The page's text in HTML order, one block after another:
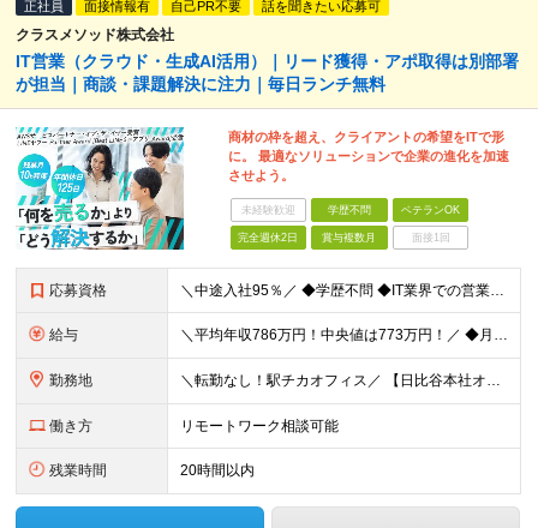
正社員 面接情報有 自己PR不要 話を聞きたい応募可
クラスメソッド株式会社
IT営業（クラウド・生成AI活用）｜リード獲得・アポ取得は別部署
が担当｜商談・課題解決に注力｜毎日ランチ無料
商材の枠を超え、クライアントの希望をITで形
に。 最適なソリューションで企業の進化を加速
させよう。
未経験歓迎 学歴不問 ベテランOK
完全週休2日 賞与複数月 面接1回
応募資格 ＼中途入社95％／ ◆学歴不問 ◆IT業界での営業経験をお持ちの方（目安：3年以上）
給与 ＼平均年収786万円！中央値は773万円！／ ◆月給 33.4万円～54.8万円＋賞与年2回 ※経験・スキルを考慮の上、優遇いたします ※上記金額には固定残業手当24～39時間分（6.4万円～14
勤務地 ＼転勤なし！駅チカオフィス／ 【日比谷本社オフィス】 東京都港区西新橋1-1-1 日比谷フォートタワー26階 (変更の範囲)上記を除く当社関連勤務地
働き方 リモートワーク相談可能
残業時間 20時間以内